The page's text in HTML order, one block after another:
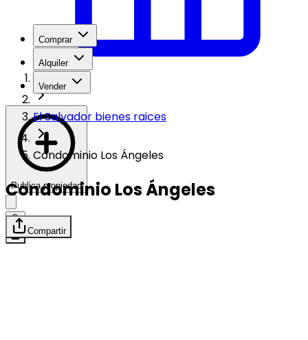
Comprar
Alquiler
Vender
Publica propiedad
El Salvador bienes raices
Condominio Los Ángeles
Condominio Los Ángeles
Compartir